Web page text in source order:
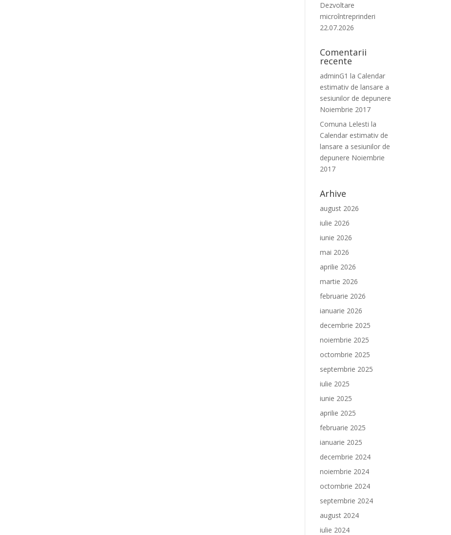
Dezvoltare
microîntreprinderi
22.07.2026
Comentarii
recente
adminG1 la Calendar
estimativ de lansare a
sesiunilor de depunere
Noiembrie 2017
Comuna Lelesti la
Calendar estimativ de
lansare a sesiunilor de
depunere Noiembrie
2017
Arhive
august 2026
iulie 2026
iunie 2026
mai 2026
aprilie 2026
martie 2026
februarie 2026
ianuarie 2026
decembrie 2025
noiembrie 2025
octombrie 2025
septembrie 2025
iulie 2025
iunie 2025
aprilie 2025
februarie 2025
ianuarie 2025
decembrie 2024
noiembrie 2024
octombrie 2024
septembrie 2024
august 2024
iulie 2024